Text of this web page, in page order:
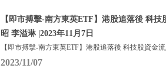
【即市搏擊-南方東英ETF】港股追落後 科
昭 李溢琳 |2023年11月7日
【即市搏擊-南方東英ETF】港股追落後 科技股資金
2023/11/07